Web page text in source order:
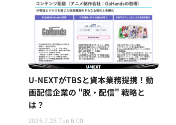
U-NEXTがTBSと資本業務提携！動
画配信企業の "脱・配信" 戦略と
は？
2026.7.28 Tue 6:00